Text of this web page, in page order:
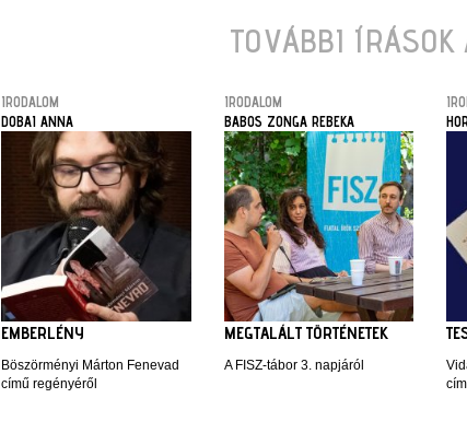
TOVÁBBI ÍRÁSOK
IRODALOM
DOBAI ANNA
EMBERLÉNY
Böszörményi Márton Fenevad
című regényéről
IRODALOM
BABOS ZONGA REBEKA
MEGTALÁLT TÖRTÉNETEK
A FISZ-tábor 3. napjáról